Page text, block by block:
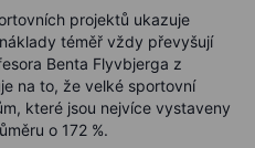
projektů ukazuje
téměř vždy převyšují
Benta Flyvbjerga z
na to, že velké sportovní
které jsou nejvíce vystaveny
o 172 %.